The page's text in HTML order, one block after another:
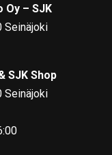
Oy – SJK
Seinäjoki
SJK Shop
Seinäjoki